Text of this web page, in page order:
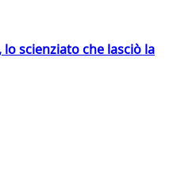
scienziato che lasciò la